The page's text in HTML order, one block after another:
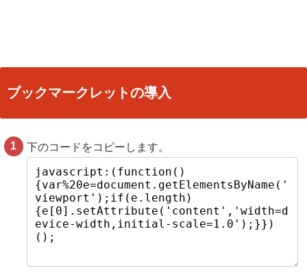
ブックマークレットの導入
下のコードをコピーします。